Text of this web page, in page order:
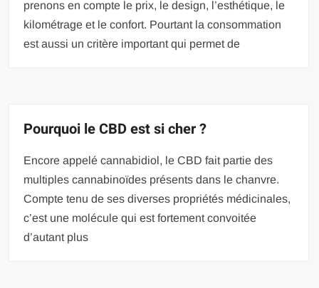
prenons en compte le prix, le design, l’esthétique, le
kilométrage et le confort. Pourtant la consommation
est aussi un critère important qui permet de
Pourquoi le CBD est si cher ?
Encore appelé cannabidiol, le CBD fait partie des
multiples cannabinoïdes présents dans le chanvre.
Compte tenu de ses diverses propriétés médicinales,
c’est une molécule qui est fortement convoitée
d’autant plus